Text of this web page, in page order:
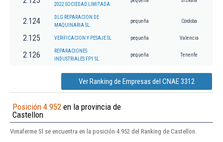
2022 SOCIEDAD LIMITADA.
2.124
DLG REPARACION DE
MAQUINARIA SL.
pequeña Córdoba
2.125 VERIFICACION Y PESAJE SL pequeña Valencia
2.126
REPARACIONES
INDUSTRIALES FP1 SL
pequeña Tenerife
Ver Ranking de Empresas del CNAE 3312
Posición 4.952 en la provincia de
Castellon
Vimaferme Sl se encuentra en la posición 4.952 del Ranking de Castellon.